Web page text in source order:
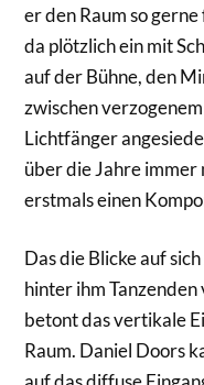
er den Raum so
da plötzlich ein mit
auf der Bühne, den
zwischen
Lichtfänger
über die Jahre
erstmals einen
Das die Blicke auf
hinter ihm
betont das vertikale
Raum. Daniel Doors